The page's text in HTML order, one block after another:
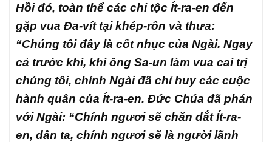
Hồi đó, toàn thể các chi tộc Ít-ra-en đến
gặp vua Đa-vít tại khép-rôn và thưa:
“Chúng tôi đây là cốt nhục của Ngài. Ngay
cả trước khi, khi ông Sa-un làm vua cai trị
chúng tôi, chính Ngài đã chỉ huy các cuộc
hành quân của Ít-ra-en. Đức Chúa đã phán
với Ngài: “Chính ngươi sẽ chăn dắt Ít-ra-
en, dân ta, chính ngươi sẽ là người lãnh